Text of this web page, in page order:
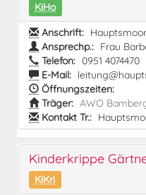
KiHo
Anschrift:
Ansprechp.: Frau
Telefon: 0951 4074470
E-Mail:
Öffnungszeiten:
Träger: AWO
Kontakt Tr.:
Kinderkrippe
KiKri